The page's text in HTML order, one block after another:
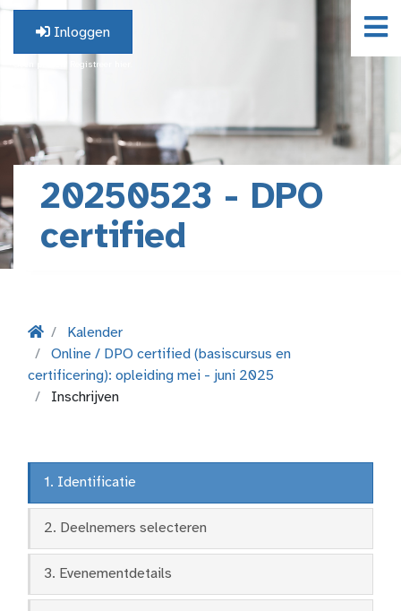
Inloggen
Geen profiel? Registreer hier.
20250523 - DPO
certified
Kalender
Online / DPO certified (basiscursus en
certificering): opleiding mei - juni 2025
Inschrijven
1. Identificatie
2. Deelnemers selecteren
3. Evenementdetails